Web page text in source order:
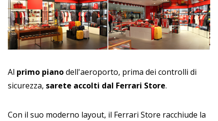
Al primo pianodell'aeroporto, prima dei controlli di
sicurezza, sarete accolti dal Ferrari Store.
Con il suo moderno layout, il Ferrari Store racchiude la